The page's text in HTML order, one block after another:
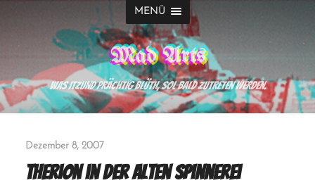
MENÜ
Mad Arts
Was itzund prächtig blüth, sol bald zutreten werden.
Dezember 8, 2007
Therion in der Alten Spinnerei